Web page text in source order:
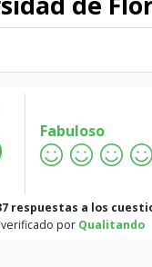
Fabuloso
respuestas a los
por Qualitando